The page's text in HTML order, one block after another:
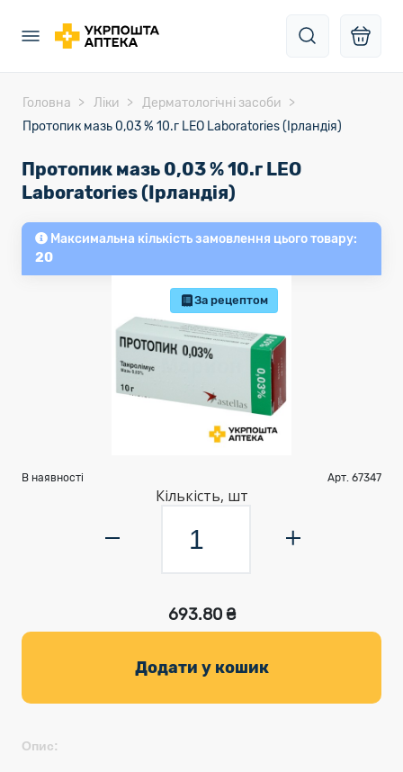
Головна Ліки
Дерматологічні засоби
Протопик мазь 0,03 % 10.г LEO Laboratories (Ірландія)
Протопик мазь 0,03 % 10.г LEO
Laboratories (Ірландія)
Максимальна кількість замовлення цього товару:
20
За рецептом
В наявності Арт. 67347
Кількість, шт
693.80 ₴
Додати у кошик
Опис: